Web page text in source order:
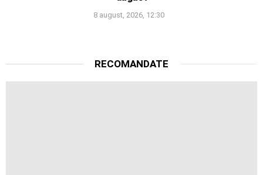
8 august, 2026, 12:30
RECOMANDATE